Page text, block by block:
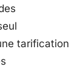
tarification